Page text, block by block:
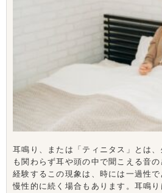
耳鳴り、または「ティニタス」とは
も関わらず耳や頭の中で聞こえる音
経験するこの現象は、時には一過性で
慢性的に続く場合もあります。耳鳴